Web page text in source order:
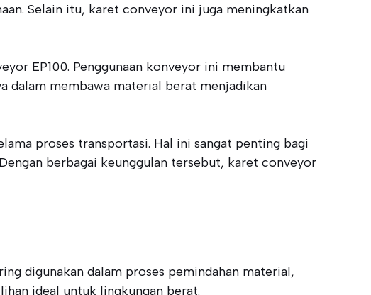
Selain itu, karet conveyor ini juga meningkatkan
EP100. Penggunaan konveyor ini membantu
dalam membawa material berat menjadikan
proses transportasi. Hal ini sangat penting bagi
berbagai keunggulan tersebut, karet conveyor
digunakan dalam proses pemindahan material,
ideal untuk lingkungan berat.